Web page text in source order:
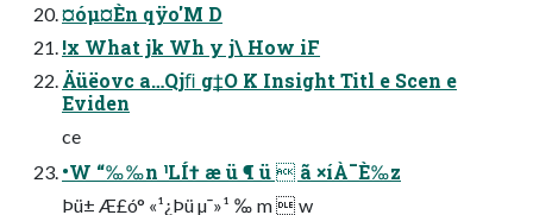
¤óµ¤Èn qÿo'M D
!x What jk Wh y j\ How iF
Äüëovc a…Qjﬁ g‡O K Insight Titl e Scen e
Eviden
ce
•W “‰‰n ¹LÍ† æ ü ¶ ü  ã ×íÀ¯È‰z
Þü± Æ£ó° «¹¿Þü µ¯»¹ ‰ m  w